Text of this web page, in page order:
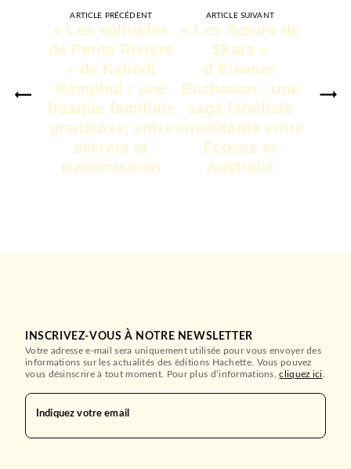
ARTICLE PRÉCÉDENT
« Les solitudes
de Petite Rivière
» de Kalindi
Ramphul : une
fresque familiale
grandiose, entre
secrets et
transmission
ARTICLE SUIVANT
« Les Sœurs de
Skara »
d’Eleanor
Buchanan : une
saga familiale
envoûtante entre
Écosse et
Australie
INSCRIVEZ-VOUS À NOTRE NEWSLETTER
Votre adresse e-mail sera uniquement utilisée pour vous envoyer des
informations sur les actualités des éditions Hachette. Vous pouvez
vous désinscrire à tout moment. Pour plus d’informations,cliquez ici
Indiquez votre email